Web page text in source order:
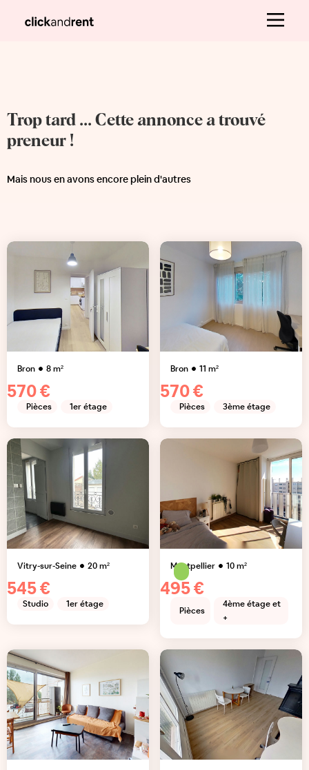
Trop tard ... Cette annonce a trouvé
preneur !
Mais nous en avons encore plein d'autres
Bron 8m²
570 €
Pièces 1er étage
Bron 11 m²
570 €
Pièces 3ème étage
Vitry-sur-Seine 20m²
545 €
Studio 1er étage
Montpellier 10m²
495 €
Pièces
4ème étage et
+